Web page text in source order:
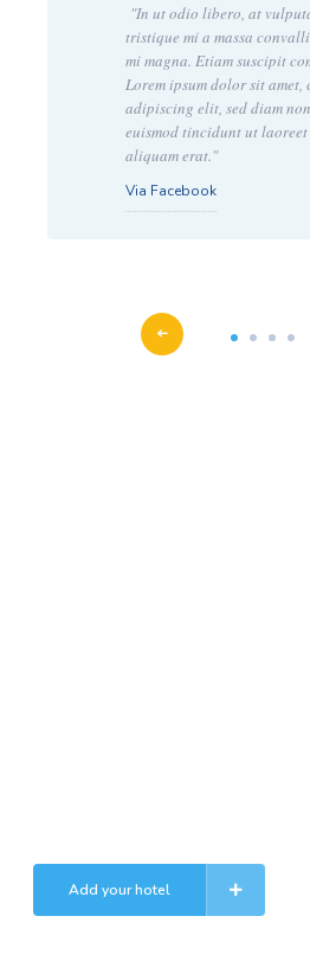
"In ut odio libero, at
tristique mi a massa
mi magna. Etiam suscipit
Lorem ipsum dolor sit amet,
adipiscing elit, sed diam
euismod tincidunt ut
aliquam erat."
Via Facebook
Add your hotel